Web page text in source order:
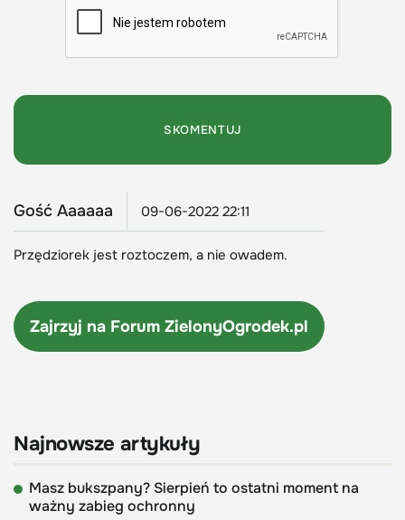
Gość Aaaaaa 09-06-2022 22:11
Przędziorek jest roztoczem, a nie owadem.
Zajrzyj na Forum ZielonyOgrodek.pl
Najnowsze artykuły
Masz bukszpany? Sierpień to ostatni moment na
ważny zabieg ochronny